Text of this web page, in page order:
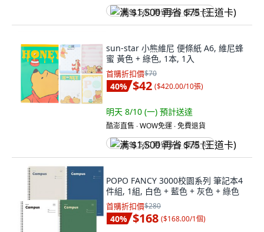
满 $1,500 再省 $75 (王道卡)
sun-star 小熊維尼 便條紙 A6, 維尼蜂
蜜 黃色 + 綠色, 1本, 1入
首購折扣價$70
40% $42 ($420.00/10張)
明天 8/10 (一) 預計送達
酷澎直售 ∙ WOW免運 ∙ 免費退貨
满 $1,500 再省 $75 (王道卡)
POPO FANCY 3000校園系列 筆記本4
件組, 1組, 白色 + 藍色 + 灰色 + 綠色
首購折扣價$280
40% $168 ($168.00/1個)